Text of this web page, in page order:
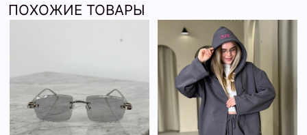
ПОХОЖИЕ ТОВАРЫ